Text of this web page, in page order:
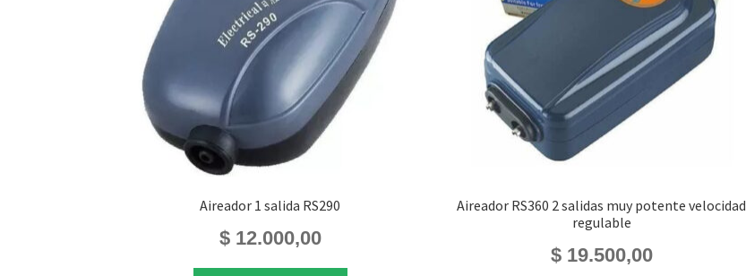
Aireador 1 salida RS290
$12.000,00
Aireador RS360 2 salidas muy potente velocidad
regulable
$19.500,00